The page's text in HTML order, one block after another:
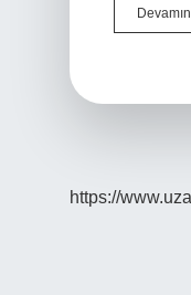
https://